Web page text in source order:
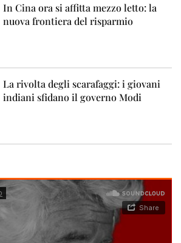
In Cina ora si affitta mezzo letto: la
nuova frontiera del risparmio
La rivolta degli scarafaggi: i giovani
indiani sfidano il governo Modi